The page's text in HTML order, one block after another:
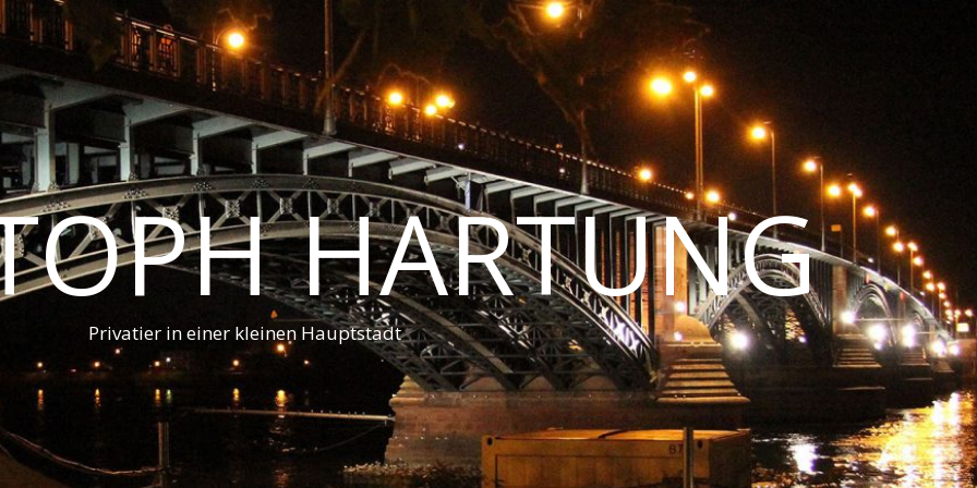
HARTUNG
Privatier in einer kleinen Hauptstadt